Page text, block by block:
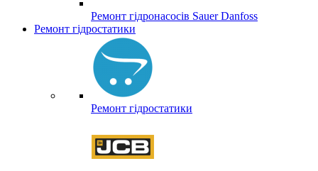
Ремонт гідронасосів Sauer Danfoss
Ремонт гідростатики
Ремонт гідростатики